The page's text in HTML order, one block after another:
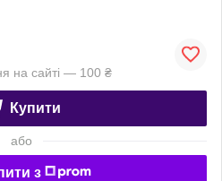
на сайті — 100 ₴
Купити
або
з